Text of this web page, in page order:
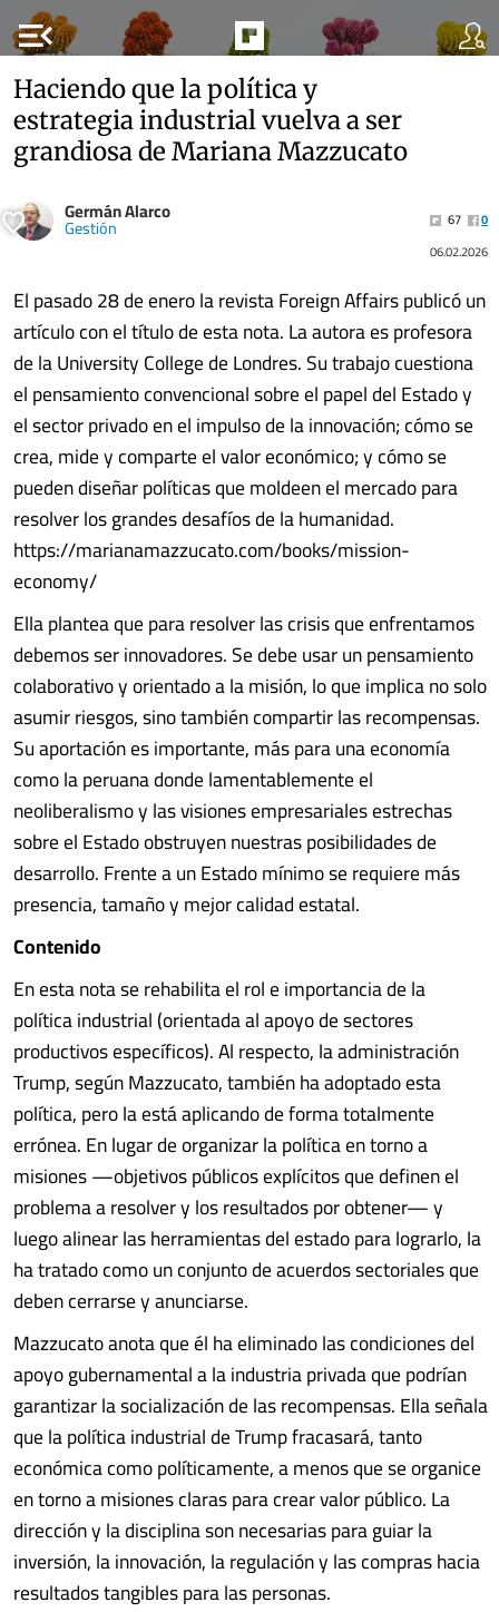
menu_open
Haciendo que la política y
estrategia industrial vuelva a ser
grandiosa de Mariana Mazzucato
Germán Alarco
Gestión 67
0
06.02.2026
El pasado 28 de enero la revista Foreign Affairs publicó un
artículo con el título de esta nota. La autora es profesora
de la University College de Londres. Su trabajo cuestiona
el pensamiento convencional sobre el papel del Estado y
el sector privado en el impulso de la innovación; cómo se
crea, mide y comparte el valor económico; y cómo se
pueden diseñar políticas que moldeen el mercado para
resolver los grandes desafíos de la humanidad.
https://marianamazzucato.com/books/mission-
economy/
Ella plantea que para resolver las crisis que enfrentamos
debemos ser innovadores. Se debe usar un pensamiento
colaborativo y orientado a la misión, lo que implica no solo
asumir riesgos, sino también compartir las recompensas.
Su aportación es importante, más para una economía
como la peruana donde lamentablemente el
neoliberalismo y las visiones empresariales estrechas
sobre el Estado obstruyen nuestras posibilidades de
desarrollo. Frente a un Estado mínimo se requiere más
presencia, tamaño y mejor calidad estatal.
Contenido
En esta nota se rehabilita el rol e importancia de la
política industrial (orientada al apoyo de sectores
productivos específicos). Al respecto, la administración
Trump, según Mazzucato, también ha adoptado esta
política, pero la está aplicando de forma totalmente
errónea. En lugar de organizar la política en torno a
misiones —objetivos públicos explícitos que definen el
problema a resolver y los resultados por obtener— y
luego alinear las herramientas del estado para lograrlo, la
ha tratado como un conjunto de acuerdos sectoriales que
deben cerrarse y anunciarse.
Mazzucato anota que él ha eliminado las condiciones del
apoyo gubernamental a la industria privada que podrían
garantizar la socialización de las recompensas. Ella señala
que la política industrial de Trump fracasará, tanto
económica como políticamente, a menos que se organice
en torno a misiones claras para crear valor público. La
dirección y la disciplina son necesarias para guiar la
inversión, la innovación, la regulación y las compras hacia
resultados tangibles para las personas.